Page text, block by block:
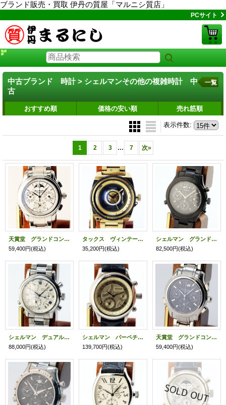
ブランド販売・買取 伊丹の質屋「マルニシ質店」
PCサイト
中古ブランド 時計 > シェルマンその他の複雑時計 中
古
一覧
おすすめ順 価格の安い順 売れ筋順
表示件数:
1 2 3 ... 7 次»
天賞堂 グランドコンプリケーション 白文字盤
59,400円(税込)
タックス ヴィンテージレンズ ＴＳ１８０３ＪＰ 黒文字盤
35,200円(税込)
シェルマン グランドコンプリケーションブラック 黒文字盤 金色ムーンフェイス
82,500円(税込)
シェルマン デュアルタイムリピーター 銀文字盤 ６７６０－Ｔ０１７８５１
88,000円(税込)
シェルマン パーペチュアルカレンダーミニッツリピーター ２５周年限定 銀文字盤
139,700円(税込)
天賞堂 グランドコンプリケーション 黒文字盤
59,400円(税込)